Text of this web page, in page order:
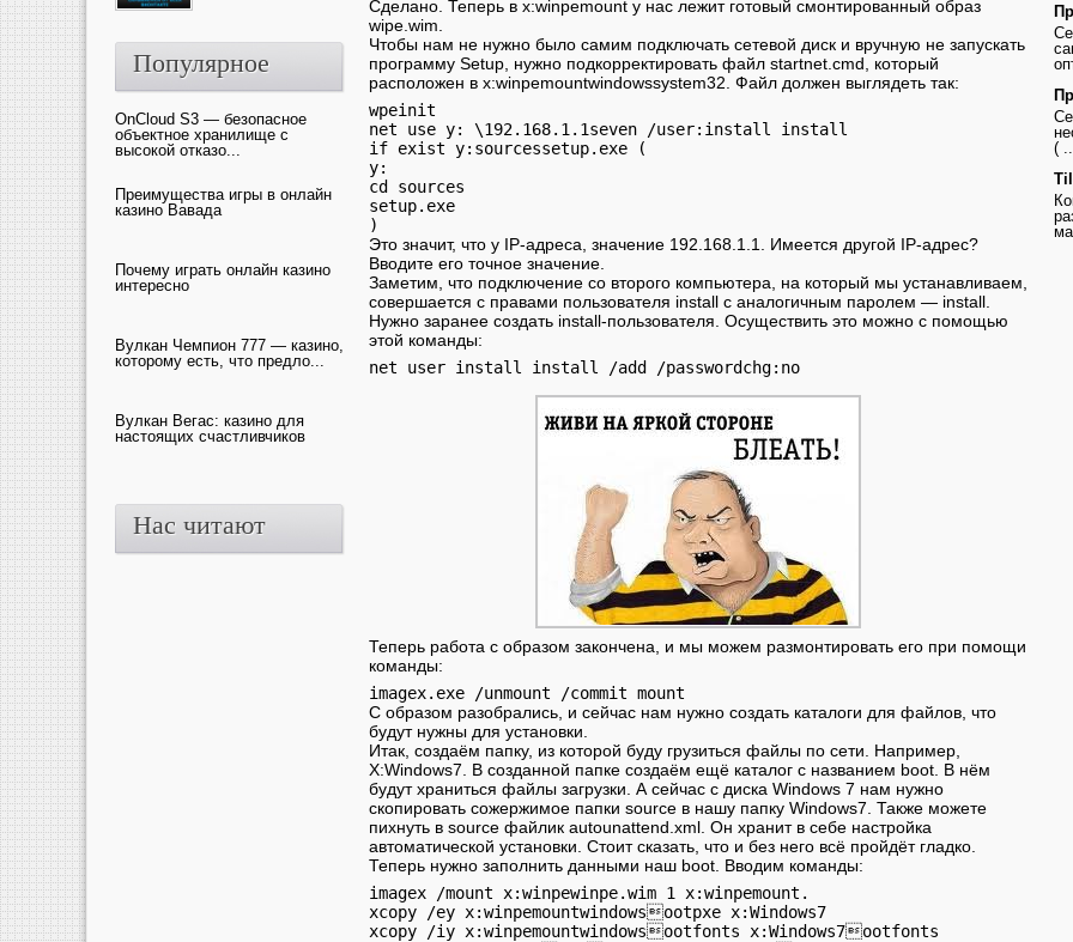
Сделано. Теперь в x:winpemount у нас лежит готовый смонтированный образ
wipe.wim.
Чтобы нам не нужно было самим подключать сетевой диск и вручную не запускать
программу Setup, нужно подкорректировать файл startnet.cmd, который
расположен в x:winpemountwindowssystem32. Файл должен выглядеть так:
wpeinit
net use y: \192.168.1.1seven /user:install install
if exist y:sourcessetup.exe (
y:
cd sources
setup.exe
)
Это значит, что у IP-адреса, значение 192.168.1.1. Имеется другой IP-адрес?
Вводите его точное значение.
Заметим, что подключение со второго компьютера, на который мы устанавливаем,
совершается с правами пользователя install с аналогичным паролем — install.
Нужно заранее создать install-пользователя. Осуществить это можно с помощью
этой команды:
net user install install /add /passwordchg:no
Теперь работа с образом закончена, и мы можем размонтировать его при помощи
команды:
С образом разобрались, и сейчас нам нужно создать каталоги для файлов, что
будут нужны для установки.
Итак, создаём папку, из которой буду грузиться файлы по сети. Например,
Х:Windows7. В созданной папке создаём ещё каталог с названием boot. В нём
будут храниться файлы загрузки. А сейчас с диска Windows 7 нам нужно
скопировать сожержимое папки source в нашу папку Windows7. Также можете
пихнуть в source файлик autounattend.xml. Он хранит в себе настройка
автоматической установки. Стоит сказать, что и без него всё пройдёт гладко.
Теперь нужно заполнить данными наш boot. Вводим команды:
imagex /mount x:winpewinpe.wim 1 x:winpemount.
xcopy /ey x:winpemountwindowsootpxe x:Windows7
xcopy /iy x:winpemountwindowsootfonts x:Windows7ootfonts
Популярное
OnCloud S3 — безопасное
объектное хранилище с
высокой отказо...
Преимущества игры в онлайн
казино Вавада
Почему играть онлайн казино
интересно
Вулкан Чемпион 777 — казино,
которому есть, что предло...
Вулкан Вегас: казино для
настоящих счастливчиков
Нас читают
(